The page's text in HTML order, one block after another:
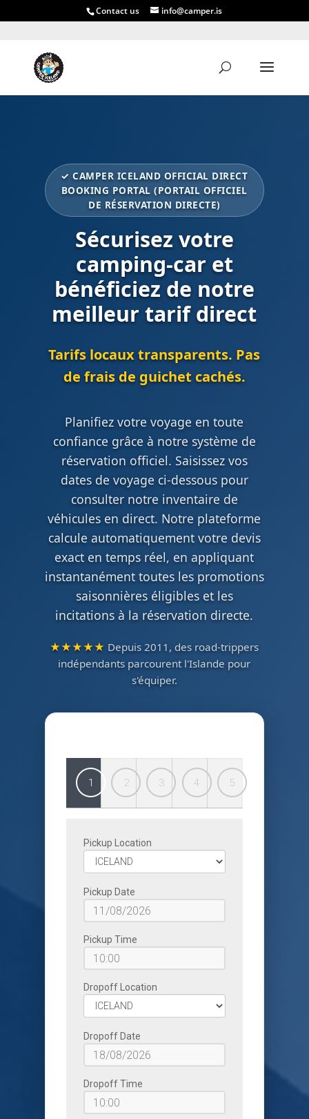
Contact us info@camper.is
✓ CAMPER ICELAND OFFICIAL DIRECT
BOOKING PORTAL (PORTAIL OFFICIEL
DE RÉSERVATION DIRECTE)
Sécurisez votre
camping-car et
bénéficiez de notre
meilleur tarif direct
Tarifs locaux transparents. Pas
de frais de guichet cachés.
Planifiez votre voyage en toute
confiance grâce à notre système de
réservation officiel. Saisissez vos
dates de voyage ci-dessous pour
consulter notre inventaire de
véhicules en direct. Notre plateforme
calcule automatiquement votre devis
exact en temps réel, en appliquant
instantanément toutes les promotions
saisonnières éligibles et les
incitations à la réservation directe.
★★★★★ Depuis 2011, des road-trippers
indépendants parcourent l'Islande pour
s'équiper.